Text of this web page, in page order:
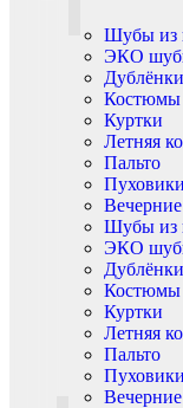
Шубы из
ЭКО
Дублёнки
Костюмы
Куртки
Летняя
Пальто
Пуховики
Шубы из
ЭКО
Дублёнки
Костюмы
Куртки
Летняя
Пальто
Пуховики